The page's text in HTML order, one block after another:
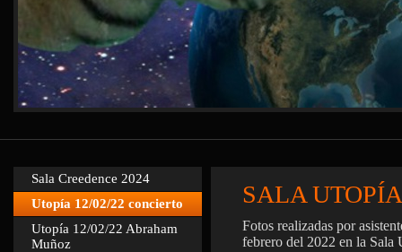
Sala Creedence 2024
Utopía 12/02/22 concierto
Utopía 12/02/22 Abraham
Muñoz
SALA
Fotos realizadas por
febrero del 2022 en la Sala